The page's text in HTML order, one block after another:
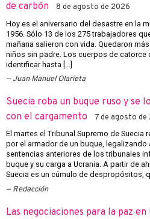
de carbón
8 de agosto de 2026
Hoy es el aniversario del desastre en la
1956. Sólo 13 de los 275 trabajadores
mañana salieron con vida. Quedaron
niños sin padre. Los cuerpos de
identificar hasta […]
Juan Manuel Olarieta
Suecia roba un buque ruso y se
con el cargamento
7 de agosto de
El martes el Tribunal Supremo de
por el armador de un buque, legalizando
sentencias anteriores de los tribunales
buque y su carga a Ucrania. A partir de
Suecia es un cúmulo de despropósitos,
Redacción
Las negociaciones para la paz